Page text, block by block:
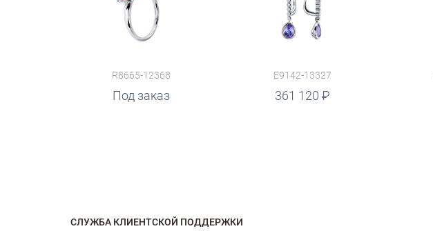
R8665-12368
Под заказ
E9142-13327
361 120
руб.
СЛУЖБА КЛИЕНТСКОЙ ПОДДЕРЖКИ